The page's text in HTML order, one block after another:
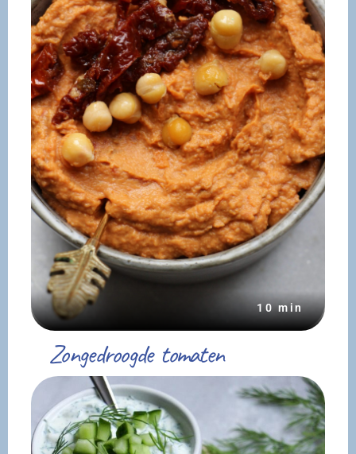
Zongedroogde tomaten
hummus
10 min